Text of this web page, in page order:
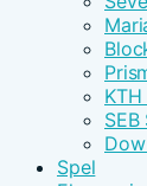
Spel